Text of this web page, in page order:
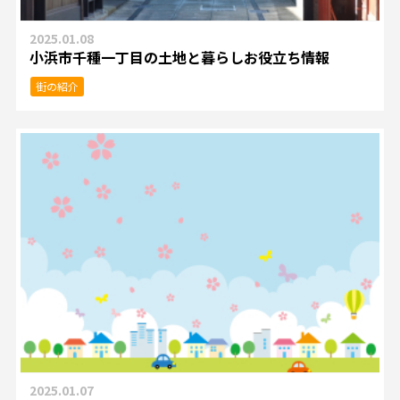
2025.01.08
小浜市千種一丁目の土地と暮らしお役立ち情報
街の紹介
2025.01.07